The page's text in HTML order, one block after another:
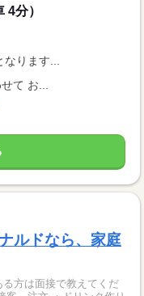
4分）
ります...
て お...
ルドなら、家庭
る方は面接で教えてくだ